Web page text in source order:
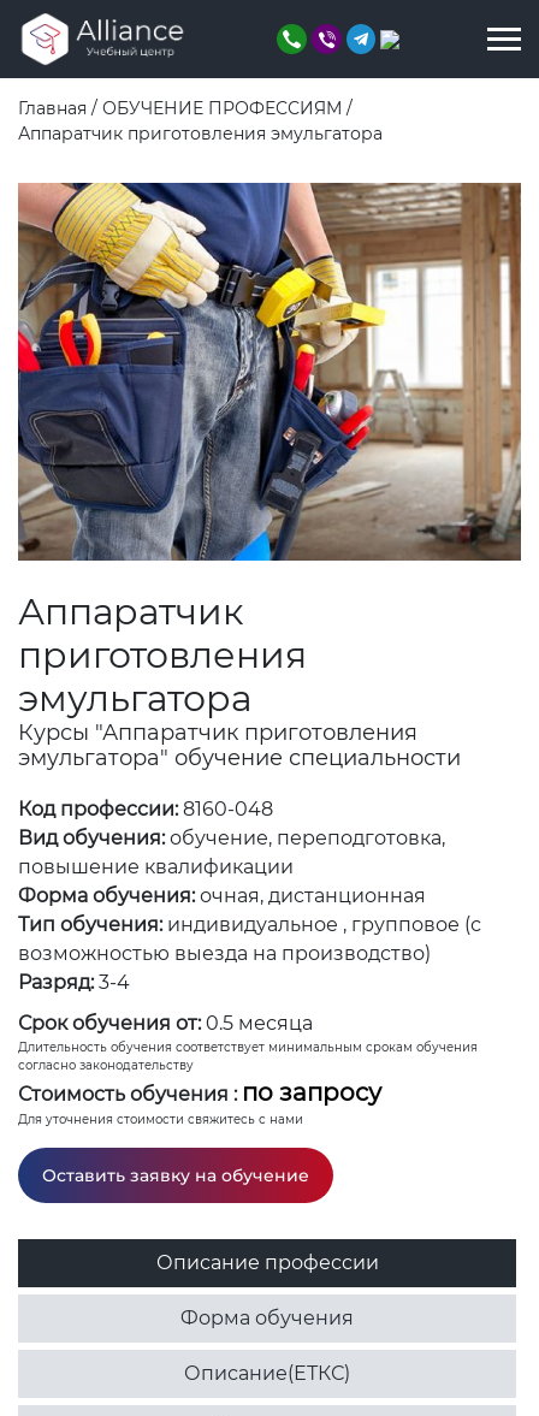
Главная / ОБУЧЕНИЕ ПРОФЕССИЯМ /
Аппаратчик приготовления эмульгатора
Аппаратчик
приготовления
эмульгатора
Курсы "Аппаратчик приготовления
эмульгатора" обучение специальности
Код профессии:8160-048
Вид обучения: обучение, переподготовка,
повышение квалификации
Форма обучения: очная, дистанционная
Тип обучения: индивидуальное , групповое (с
возможностью выезда на производство)
Разряд: 3-4
Срок обучения от: 0.5 месяца
Длительность обучения соответствует минимальным срокам обучения
согласно законодательству
Стоимость обучения : по запросу
Для уточнения стоимости свяжитесь с нами
Оставить заявку на обучение
Описание профессии
Форма обучения
Описание(ЕТКС)